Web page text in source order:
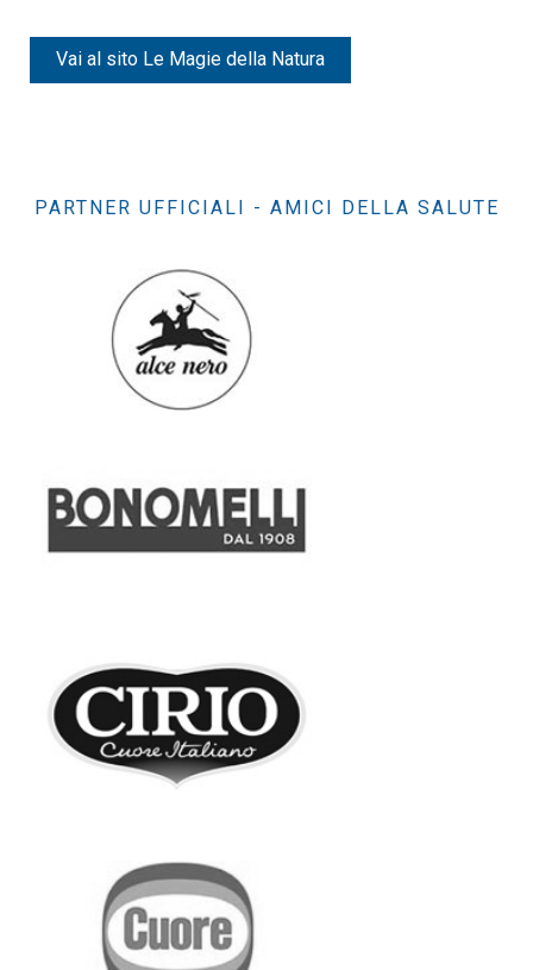
Vai al sito Le Magie della Natura
PARTNER UFFICIALI - AMICI DELLA SALUTE